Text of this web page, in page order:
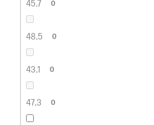
45,7 0
48,5 0
43,1 0
47,3 0